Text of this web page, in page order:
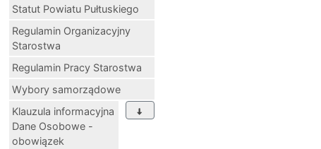
Statut Powiatu Pułtuskiego
Regulamin Organizacyjny
Starostwa
Regulamin Pracy Starostwa
Wybory samorządowe
Klauzula informacyjna
Dane Osobowe -
obowiązek